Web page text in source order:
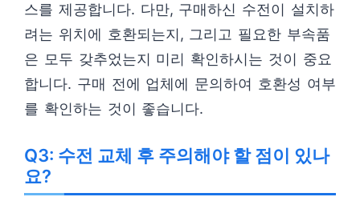
스를 제공합니다. 다만, 구매하신 수전이 설치하
려는 위치에 호환되는지, 그리고 필요한 부속품
은 모두 갖추었는지 미리 확인하시는 것이 중요
합니다. 구매 전에 업체에 문의하여 호환성 여부
를 확인하는 것이 좋습니다.
Q3: 수전 교체 후 주의해야 할 점이 있나
요?